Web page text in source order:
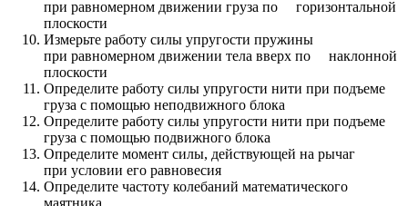
при равномерном движении груза по горизонтальной
плоскости
Измерьте работу силы упругости пружины
при равномерном движении тела вверх по наклонной
плоскости
Определите работу силы упругости нити при подъеме
груза с помощью неподвижного блока
Определите работу силы упругости нити при подъеме
груза с помощью подвижного блока
Определите момент силы, действующей на рычаг
при условии его равновесия
Определите частоту колебаний математического
маятника